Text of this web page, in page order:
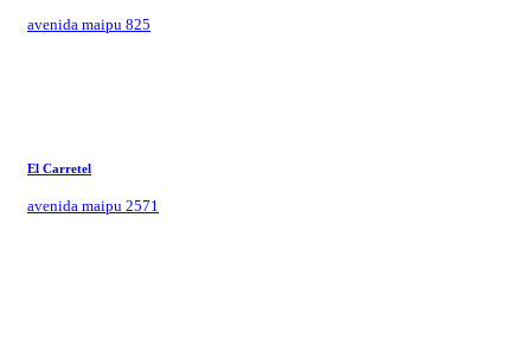
avenida maipu 825
El Carretel
avenida maipu 2571